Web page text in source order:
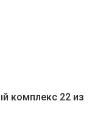
комплекс 22 из